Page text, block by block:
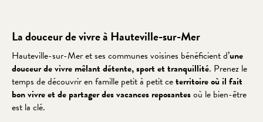
La douceur de vivre à Hauteville-sur-Mer
Hauteville-sur-Mer et ses communes voisines bénéficient d’une
douceur de vivre mêlant détente, sport et tranquillité. Prenez le
temps de découvrir en famille petit à petit ceterritoire où il fait
bon vivre et de partager des vacances reposantesoù le bien-être
est la clé.